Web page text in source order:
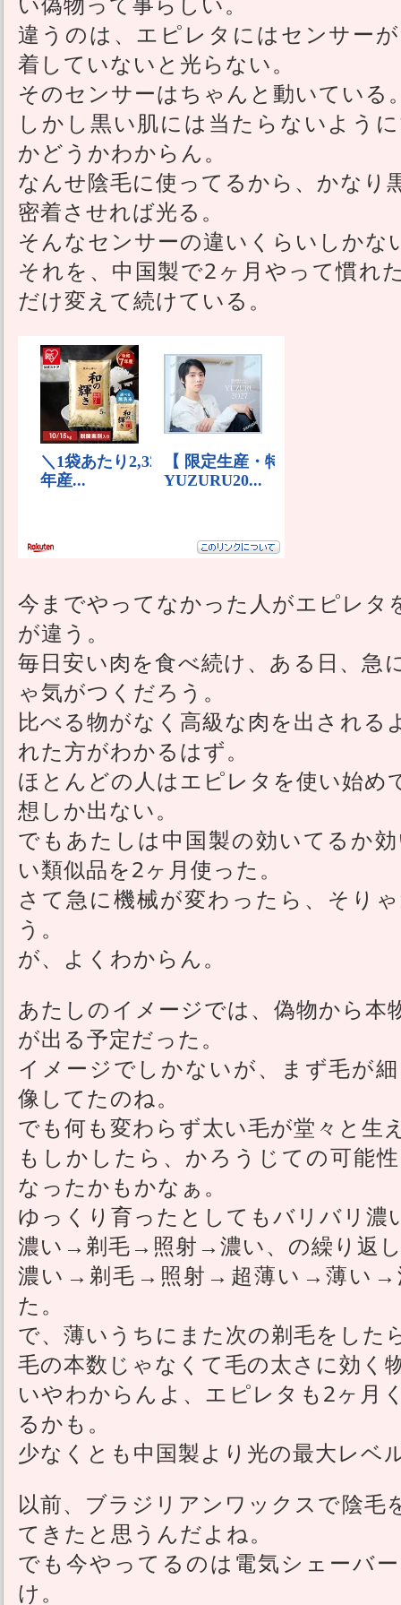
違うのは、エピレタにはセンサー
着していないと光らない。
そのセンサーはちゃんと動いている
しかし黒い肌には当たらないよう
かどうかわからん。
なんせ陰毛に使ってるから、かなり
密着させれば光る。
そんなセンサーの違いくらいしかな
それを、中国製で2ヶ月やって慣れ
だけ変えて続けている。
今までやってなかった人がエピレタ
が違う。
毎日安い肉を食べ続け、ある日、急
ゃ気がつくだろう。
比べる物がなく高級な肉を出される
れた方がわかるはず。
ほとんどの人はエピレタを使い始め
想しか出ない。
でもあたしは中国製の効いてるか
い類似品を2ヶ月使った。
さて急に機械が変わったら、そり
う。
が、よくわからん。
あたしのイメージでは、偽物から本
が出る予定だった。
イメージでしかないが、まず毛が
像してたのね。
でも何も変わらず太い毛が堂々と生
もしかしたら、かろうじての可能
なったかもかなぁ。
ゆっくり育ったとしてもバリバリ濃
濃い→剃毛→照射→濃い、の繰り返
濃い→剃毛→照射→超薄い→薄い→
た。
で、薄いうちにまた次の剃毛をした
毛の本数じゃなくて毛の太さに効く
いやわからんよ、エピレタも2ヶ月
るかも。
少なくとも中国製より光の最大レベ
以前、ブラジリアンワックスで陰毛
てきたと思うんだよね。
でも今やってるのは電気シェーバ
け。